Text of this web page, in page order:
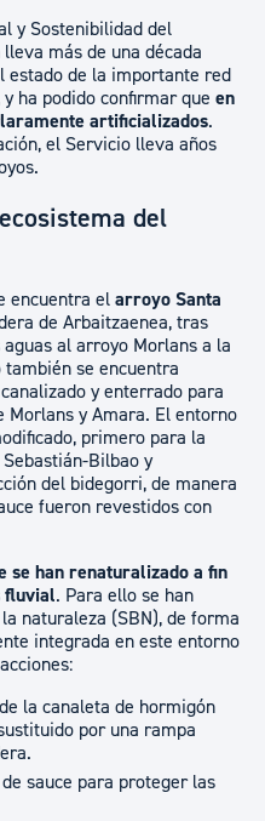
y Sostenibilidad del
más de una década
estado de la importante red
ha podido confirmar que en
artificializados.
el Servicio lleva años
del
encuentra el arroyo Santa
de Arbaitzaenea, tras
al arroyo Morlans a la
se encuentra
y enterrado para
Morlans y Amara. El entorno
primero para la
Bilbao y
del bidegorri, de manera
fueron revestidos con
se han renaturalizado a fin
fluvial. Para ello se han
naturaleza (SBN), de forma
integrada en este entorno
la canaleta de hormigón
por una rampa
sauce para proteger las